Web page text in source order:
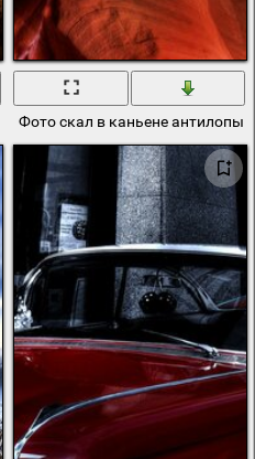
Фото скал в каньене антилопы